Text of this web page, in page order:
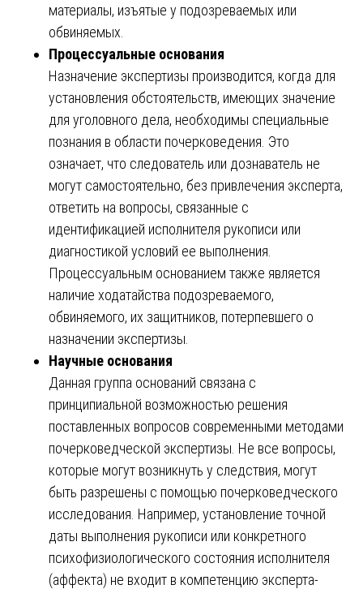
материалы, изъятые у подозреваемых или
обвиняемых.
Процессуальные основания
Назначение экспертизы производится, когда для
установления обстоятельств, имеющих значение
для уголовного дела, необходимы специальные
познания в области почерковедения. Это
означает, что следователь или дознаватель не
могут самостоятельно, без привлечения эксперта,
ответить на вопросы, связанные с
идентификацией исполнителя рукописи или
диагностикой условий ее выполнения.
Процессуальным основанием также является
наличие ходатайства подозреваемого,
обвиняемого, их защитников, потерпевшего о
назначении экспертизы.
Научные основания
Данная группа оснований связана с
принципиальной возможностью решения
поставленных вопросов современными методами
почерковедческой экспертизы. Не все вопросы,
которые могут возникнуть у следствия, могут
быть разрешены с помощью почерковедческого
исследования. Например, установление точной
даты выполнения рукописи или конкретного
психофизиологического состояния исполнителя
(аффекта) не входит в компетенцию эксперта-